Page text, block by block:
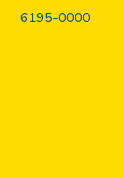
6195-0000